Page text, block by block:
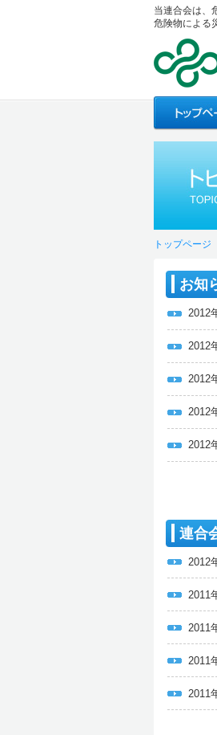
当連合会は、
危険物による
トップページ
お知
2012
2012
2012
2012
2012
連合
2012
2011
2011
2011
2011